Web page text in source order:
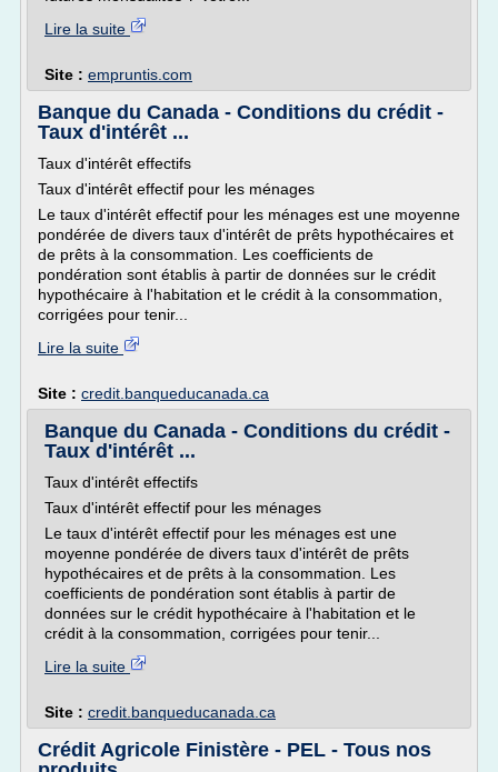
Lire la suite
Site : empruntis.com
Banque du Canada - Conditions du crédit -
Taux d'intérêt ...
Taux d'intérêt effectifs
Taux d'intérêt effectif pour les ménages
Le taux d'intérêt effectif pour les ménages est une moyenne
pondérée de divers taux d'intérêt de prêts hypothécaires et
de prêts à la consommation. Les coefficients de
pondération sont établis à partir de données sur le crédit
hypothécaire à l'habitation et le crédit à la consommation,
corrigées pour tenir...
Lire la suite
Site : credit.banqueducanada.ca
Banque du Canada - Conditions du crédit -
Taux d'intérêt ...
Taux d'intérêt effectifs
Taux d'intérêt effectif pour les ménages
Le taux d'intérêt effectif pour les ménages est une
moyenne pondérée de divers taux d'intérêt de prêts
hypothécaires et de prêts à la consommation. Les
coefficients de pondération sont établis à partir de
données sur le crédit hypothécaire à l'habitation et le
crédit à la consommation, corrigées pour tenir...
Lire la suite
Site : credit.banqueducanada.ca
Crédit Agricole Finistère - PEL - Tous nos